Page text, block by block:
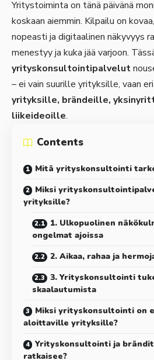
Yritystoiminta on tänä päivänä
koskaan aiemmin. Kilpailu on
nopeasti ja digitaalinen näkyvyys
menestyy ja kuka jää varjoon.
yrityskonsultointipalvelut
– ei vain suurille yrityksille, vaan
yrityksille, brändeille,
liikeideoille.
Contents
Mitä yrityskonsultointi
Miksi
yrityksille?
1. Ulkopuolinen
ongelmat ajoissa
2. Aikaa, rahaa ja
3. Yrityskonsultointi
skaalautumista
Miksi yrityskonsultointi on
aloittaville yrityksille?
Yrityskonsultointi ja
ratkaisee?